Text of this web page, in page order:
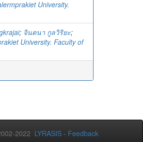
University.
; จินตนา กูลวิริยะ;
University. Faculty of
2022 LYRASIS - Feedback